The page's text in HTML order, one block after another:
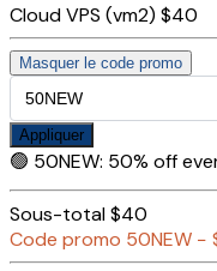
Cloud VPS (vm2) $40
Masquer le code promo
Appliquer
🟢 50NEW: 50% off
Sous-total$40
Code promo 50NEW −